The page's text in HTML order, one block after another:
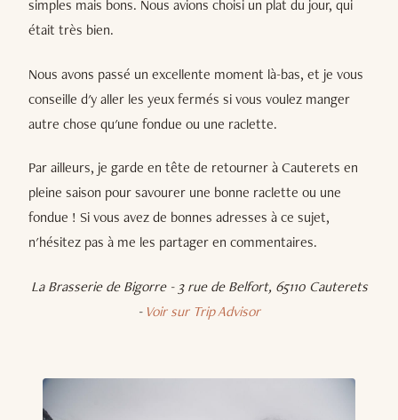
simples mais bons. Nous avions choisi un plat du jour, qui
était très bien.
Nous avons passé un excellente moment là-bas, et je vous
conseille d'y aller les yeux fermés si vous voulez manger
autre chose qu'une fondue ou une raclette.
Par ailleurs, je garde en tête de retourner à Cauterets en
pleine saison pour savourer une bonne raclette ou une
fondue ! Si vous avez de bonnes adresses à ce sujet,
n'hésitez pas à me les partager en commentaires.
La Brasserie de Bigorre - 3 rue de Belfort, 65110 Cauterets
- Voir sur Trip Advisor